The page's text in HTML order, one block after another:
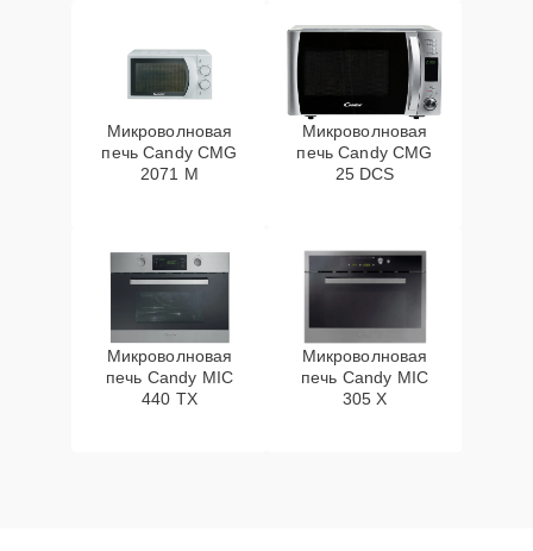
Микроволновая
печь Candy CMG
2071 M
Микроволновая
печь Candy CMG
25 DCS
Микроволновая
печь Candy MIC
440 TX
Микроволновая
печь Candy MIC
305 X